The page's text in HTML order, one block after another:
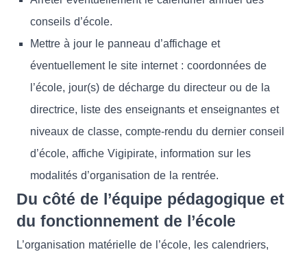
conseils d’école.
Mettre à jour le panneau d’affichage et
éventuellement le site internet : coordonnées de
l’école, jour(s) de décharge du directeur ou de la
directrice, liste des enseignants et enseignantes et
niveaux de classe, compte-rendu du dernier conseil
d’école, affiche Vigipirate, information sur les
modalités d’organisation de la rentrée.
Du côté de l’équipe pédagogique et
du fonctionnement de l’école
L’organisation matérielle de l’école, les calendriers,